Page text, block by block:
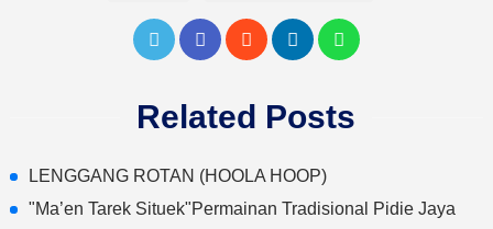
Related Posts
LENGGANG ROTAN (HOOLA HOOP)
"Ma’en Tarek Situek"Permainan Tradisional Pidie Jaya